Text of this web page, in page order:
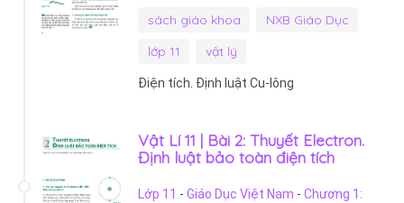
sách giáo khoa
NXB Giáo Dục
lớp 11
vật lý
Điện tích. Định luật Cu-lông
Vật Lí 11 | Bài 2: Thuyết Electron.
Định luật bảo toàn điện tích
Lớp 11 - Giáo Dục Việt Nam - Chương 1: